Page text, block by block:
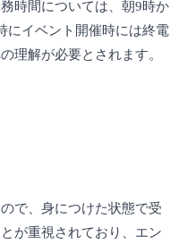
時間については、朝9時か
にイベント開催時には終電
理解が必要とされます。
で、身につけた状態で受
が重視されており、エン